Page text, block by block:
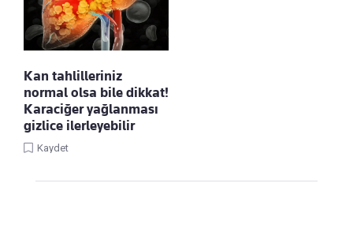
Kan tahlilleriniz
normal olsa bile dikkat!
Karaciğer yağlanması
gizlice ilerleyebilir
Kaydet